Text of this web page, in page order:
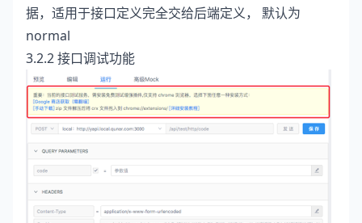
据，适用于接口定义完全交给后端定义， 默认为
normal
3.2.2 接口调试功能